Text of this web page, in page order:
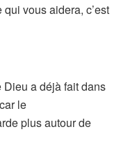
vous aidera, c’est
Dieu a déjà fait dans
le
plus autour de